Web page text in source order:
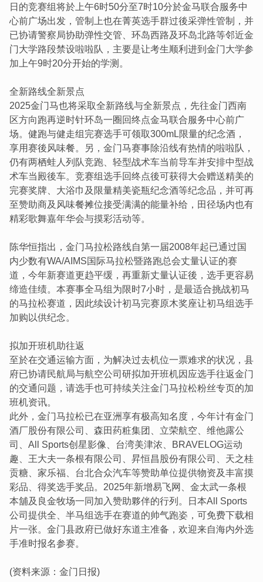
日的竞赛组将於上午6时50分至7时10分於金马联合服务中
心前广场出发，管制上也在菁英选手群过後采弹性管制，并
已协请警察局协助弹性交管、环岛西路及环岛北路等邻近金
门大学路段禁设啦啦队，主要是让考生顺利进到金门大学参
加上午9时20分开始的学测。
全新路线全新景点
2025金门马也将采取全新路线与全新景点，先往金门西南
区方向跑再逆时针环岛一圈回终点金马联合服务中心前广
场。健跑与健走组完赛选手可领取300mL限量的纪念酒，
享用赛後风味餐。另，金门马赛事除沿线有热情的啦啦队，
仍有两栖蛙人列队竞跑、轻型战术车当前导车并安排中型战
术车当殿後车。竞赛组选手回终点後可获得大会赠送精美的
完赛奖牌、大浴巾及限量精美瓷瓶纪念酒等纪念品，并可再
至赞助商及风味餐摊位接受满满的能量补给，田径场内也有
精彩歌舞嘉年华会与摸彩活动等。
陈华恒指出，金门马拉松路线自第一届2008年起已通过国
内少数有WA/AIMS国际马拉松暨路跑总会丈量认证的赛
道，今年新赛道更趋平缓，再重新丈量认证後，选手更容易
缔造佳绩。本赛事全马组为限时7小时，是最适合挑战初马
的马拉松赛道，因此续设计初马完赛原木奖座让初马组选手
加购以供纪念。
拟加开班机助往返
至於在交通运输方面，为解决过去机位一票难求的状况，县
府已协请民航局与航空公司研拟加开班机因应选手往返金门
的交通问题，请选手也可持续关注金门马拉松粉丝专页的加
班机资讯。
此外，金门马拉松已在亚洲享有极高知名度，今年计有金门
酒厂股份有限公司、森田药粧集团、立荣航空、维他露公
司、All Sports创星影像、台湾美津浓、BRAVELOG运动
趣、王大夫一条根有限公司、昇恒昌股份有限公司、天之桂
贡糖、家乐福、台北合众汽车等赞助单位提供物资及丰富摸
彩品、得奖选手奖品。2025年新增易飞网、金太武一条根
本舖及良金牧场一同加入赞助夥伴的行列。日本All Sports
公司提供全、半马组选手在赛道的帅气跑姿，可免费下载相
片一张。金门县政府已做好东道主准备，欢迎来自海内外选
手准时报名参赛。
(资料来源：金门日报)